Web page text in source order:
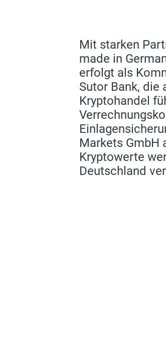
Mit starken
made in
erfolgt als
Sutor Bank, die
Kryptohandel
Markets GmbH
Kryptowerte
Deutschland